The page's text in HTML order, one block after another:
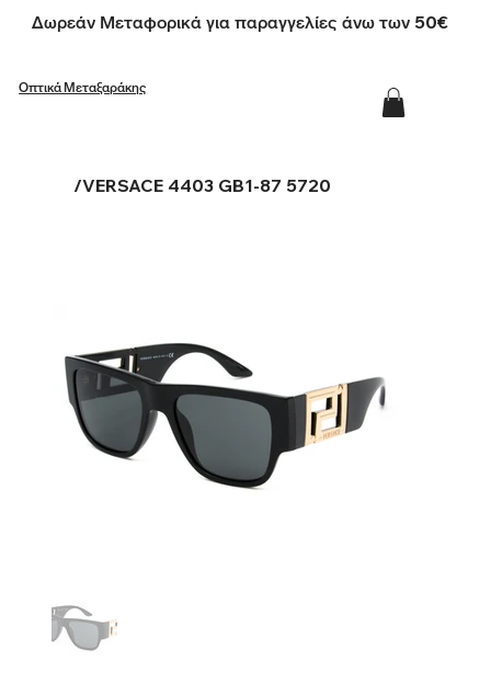
Δωρεάν Μεταφορικά για παραγγελίες άνω των 50€
Οπτικά Μεταξαράκης
/VERSACE 4403 GB1-87 5720